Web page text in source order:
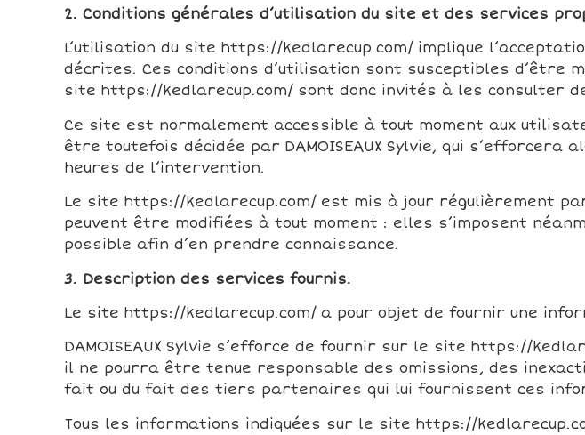
2. Conditions générales d’utilisation du site et des services
L’utilisation du site https://kedlarecup.com/ implique
décrites. Ces conditions d’utilisation sont susceptibles d’être
site https://kedlarecup.com/ sont donc invités à les consulter
Ce site est normalement accessible à tout moment aux
être toutefois décidée par DAMOISEAUX Sylvie, qui
heures de l’intervention.
Le site https://kedlarecup.com/ est mis à jour régulièrement par
peuvent être modifiées à tout moment : elles s’imposent
possible afin d’en prendre connaissance.
3. Description des services fournis.
Le site https://kedlarecup.com/ a pour objet de fournir une
DAMOISEAUX Sylvie s’efforce de fournir sur le site https://
il ne pourra être tenue responsable des omissions, des
fait ou du fait des tiers partenaires qui lui fournissent ces
Tous les informations indiquées sur le site https://